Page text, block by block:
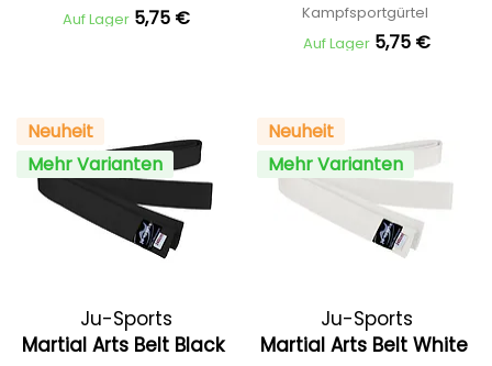
Auf Lager 5,75 €
Kampfsportgürtel
Auf Lager 5,75 €
Neuheit
Mehr Varianten
Ju-Sports
Martial Arts Belt Black
Neuheit
Mehr Varianten
Ju-Sports
Martial Arts Belt White